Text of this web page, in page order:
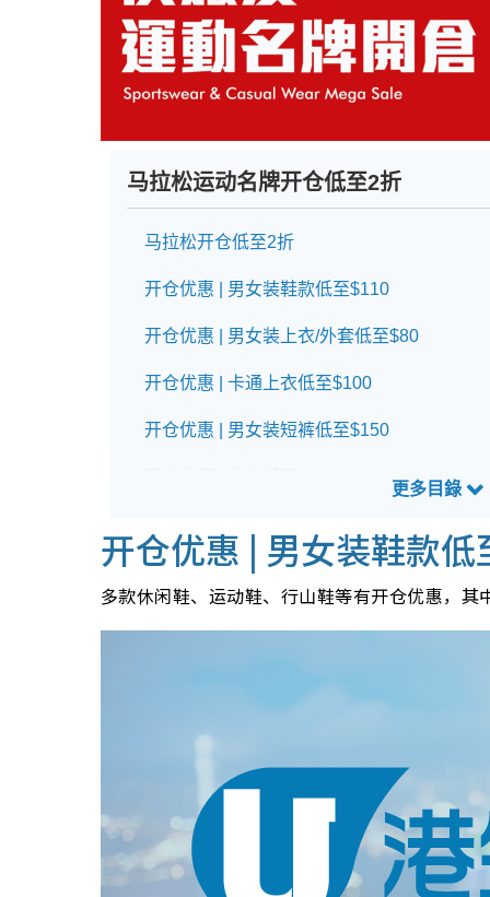
马拉松运动名牌开仓低至2折
马拉松开仓低至2折
开仓优惠 | 男女装鞋款低至$110
开仓优惠 | 男女装上衣/外套低至$80
开仓优惠 | 卡通上衣低至$100
开仓优惠 | 男女装短裤低至$150
开仓优惠 | 男女装鞋款
多款休闲鞋、运动鞋、行山鞋等有开仓优惠，